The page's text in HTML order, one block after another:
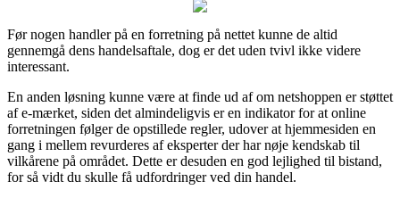
Før nogen handler på en forretning på nettet kunne de altid
gennemgå dens handelsaftale, dog er det uden tvivl ikke videre
interessant.
En anden løsning kunne være at finde ud af om netshoppen er støttet
af e-mærket, siden det almindeligvis er en indikator for at online
forretningen følger de opstillede regler, udover at hjemmesiden en
gang i mellem revurderes af eksperter der har nøje kendskab til
vilkårene på området. Dette er desuden en god lejlighed til bistand,
for så vidt du skulle få udfordringer ved din handel.